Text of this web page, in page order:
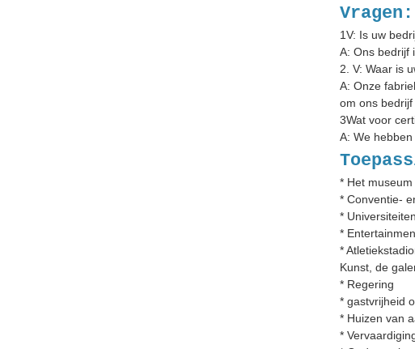
Vragen:
1V: Is uw
A: Ons bedrijf
2. V: Waar is
A: Onze
om ons
3Wat voor
A: We
* Het museum
* Conventie-
*
*
*
Kunst, de
* Regering
* gastvrijheid
* Huizen van
*